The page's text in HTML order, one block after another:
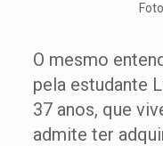
O mesmo
pela estudante
37 anos, que
admite ter